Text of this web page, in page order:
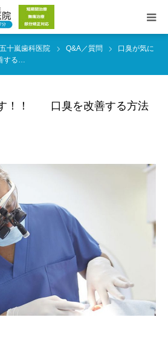
十嵐歯科医院 Q&A／質問
口臭が気に
する…
す！！ 口臭を改善する方法